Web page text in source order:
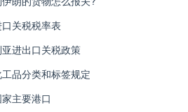
关税税率表
进出口关税政策
品分类和标签规定
主要港口